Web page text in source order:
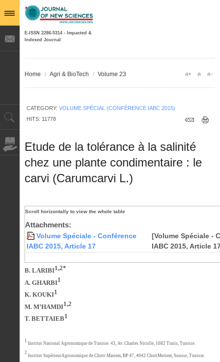
E-ISSN 2286-5314 - Impacted &
Indexed Journal
Home / Agri & BioTech / Volume 23
CATEGORY: VOLUME SPÉCIAL (CONFÉRENCE IABC 2015)
HITS: 11778
Etude de la tolérance à la salinité
chez une plante condimentaire : le
carvi (Carumcarvi L.)
Attachments:
Volume Spéciale - Conférence
IABC 2015, Article 17
[Volume Spéciale -
IABC 2015, Article
B. LARIBI1,2*
A. GHARBI1
K. KOUKI1
M. M’HAMDI1,2
T. BETTAIEB1
1
Institut National Agronomique de Tunisie. 43, Av. Charles Nicolle, 1082 Tunis, Tunisie.
2
Institut SupérieurAgronomique de Chott-Mariem, BP 47, 4042 ChottMeriem, Sousse, Tunisie.